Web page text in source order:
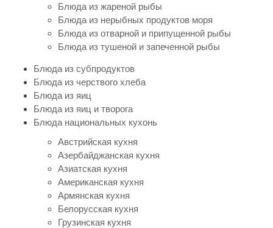
Блюда из жареной рыбы
Блюда из нерыбных продуктов моря
Блюда из отварной и припущенной рыбы
Блюда из тушеной и запеченной рыбы
Блюда из субпродуктов
Блюда из черствого хлеба
Блюда из яиц
Блюда из яиц и творога
Блюда национальных кухонь
Австрийская кухня
Азербайджанская кухня
Азиатская кухня
Американская кухня
Армянская кухня
Белорусская кухня
Грузинская кухня